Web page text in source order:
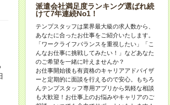
派遣会社満足度ランキング選ばれ続
けて7年連続No1！
テンプスタッフは業界最大級の求人数から、
あなたに合ったお仕事をご紹介いたします。
「ワークライフバランスを重視したい」「こ
んなお仕事に挑戦してみたい！」などあなた
のご希望を一緒に叶えませんか？
お仕事開始後も有資格のキャリアアドバイザ
ーと定期的に面談を行えるので安心。もちろ
んテンプスタッフ専用アプリから気軽な相談
も大歓迎！お仕事上のお悩みやキャリアのご